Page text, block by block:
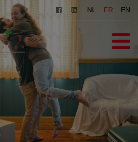
NL FR EN
ACCUEIL
À VENDRE
À LOUER
AGENCE
Immobiliere Waterloo